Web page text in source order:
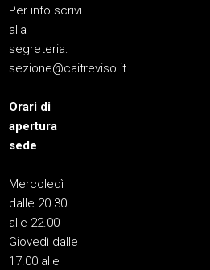
Per info scrivi
alla
segreteria:
sezione@caitreviso.it
Orari di
apertura
sede
Mercoledì
dalle 20.30
alle 22.00
Giovedì dalle
17.00 alle